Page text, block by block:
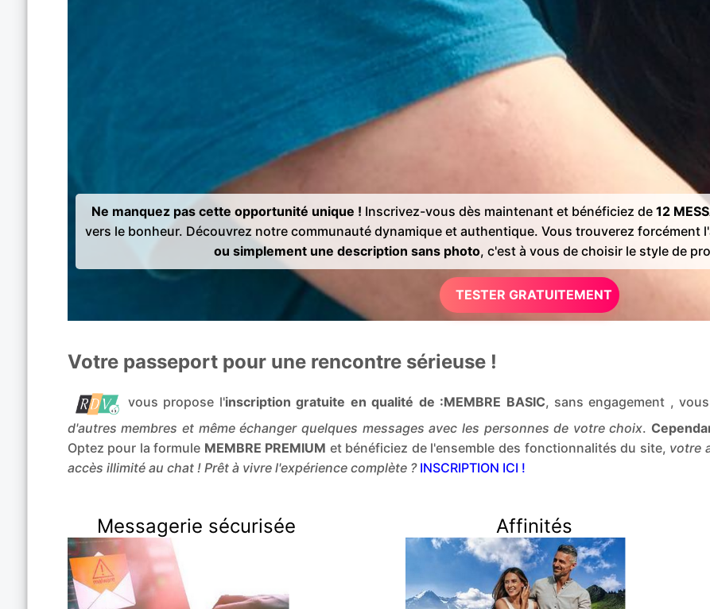
Ne manquez pas cette opportunité unique ! Inscrivez-vous dès maintenant et bénéficiez de12
vers le bonheur. Découvrez notre communauté dynamique et authentique. Vous trouverez forcément
ou simplement une description sans photo, c'est à vous de choisir le style de
TESTER GRATUITEMENT
Votre passeport pour une rencontre sérieuse !
vous propose l'inscription gratuite en qualité de :MEMBRE BASIC, sans engagement ,
d'autres membres et même échanger quelques messages avec les personnes de votre choix.
Optez pour la formule MEMBRE PREMIUM et bénéficiez de l'ensemble des fonctionnalités du site, votre
accès illimité au chat ! Prêt à vivre l'expérience complète ? INSCRIPTION ICI !
Messagerie sécurisée Affinités